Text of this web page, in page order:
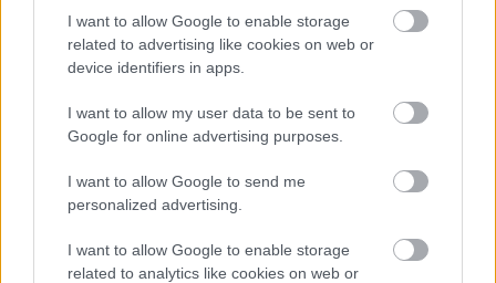
I want to allow Google to enable storage
related to advertising like cookies on web or
device identifiers in apps.
I want to allow my user data to be sent to
Google for online advertising purposes.
I want to allow Google to send me
personalized advertising.
I want to allow Google to enable storage
related to analytics like cookies on web or
ημέρας, τα θέατρα της πόλης, τις παλαβομάρες του ίντερνετ
και τις τελευταίες τάσεις σε διατροφή και άσκηση. Υπόσχεται
πως μόνο ό,τι αξίζει γίνεται byte.
Διαβάστε επίσης